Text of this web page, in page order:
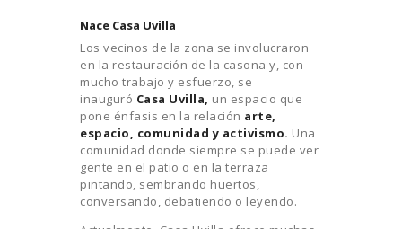
Nace Casa Uvilla
Los vecinos de la zona se involucraron
en la restauración de la casona y, con
mucho trabajo y esfuerzo, se
inauguró Casa Uvilla, un espacio que
pone énfasis en la relación arte,
espacio, comunidad y activismo. Una
comunidad donde siempre se puede ver
gente en el patio o en la terraza
pintando, sembrando huertos,
conversando, debatiendo o leyendo.